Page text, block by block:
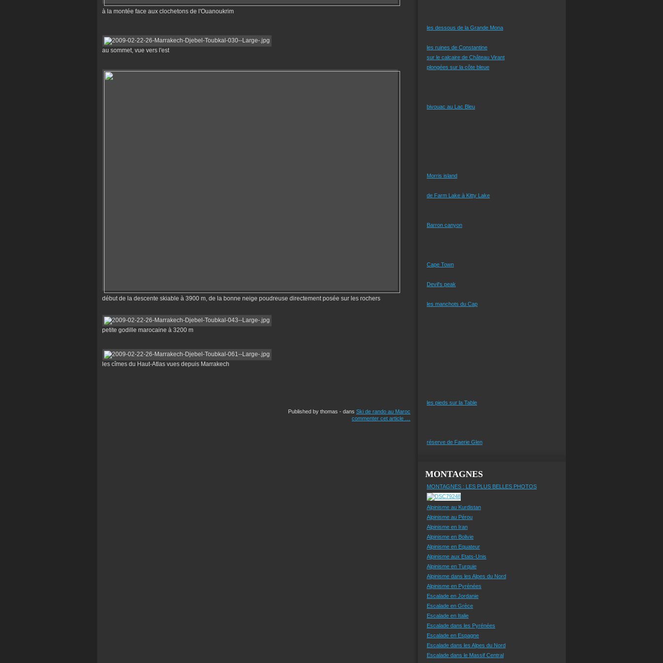
à la montée face aux clochetons de l'Ouanoukrim
au sommet, vue vers l'est
début de la descente skiable à 3900 m, de la bonne neige poudreuse directement posée sur les rochers
petite godille marocaine à 3200 m
les cîmes du Haut-Atlas vues depuis Marrakech
Published by thomas - dans Ski de rando au Maroc
commenter cet article
les dessous de la Grande Mona
les ruines de Constantine
sur le calcaire de Château Virant
plongées sur la côte bleue
bivouac au Lac Bleu
Morris island
de Farm Lake à Kitty Lake
Barron canyon
Cape Town
Devil's peak
les manchots du Cap
les pieds sur la Table
réserve de Faerie Glen
MONTAGNES
MONTAGNES : LES PLUS BELLES PHOTOS
Alpinisme au Kurdistan
Alpinisme au Pérou
Alpinisme en Iran
Alpinisme en Bolivie
Alpinisme en Equateur
Alpinisme aux Etats-Unis
Alpinisme en Turquie
Alpinisme dans les Alpes du Nord
Alpinisme en Pyrénées
Escalade en Jordanie
Escalade en Grèce
Escalade en Italie
Escalade dans les Pyrénées
Escalade en Espagne
Escalade dans les Alpes du Nord
Escalade dans le Massif Central